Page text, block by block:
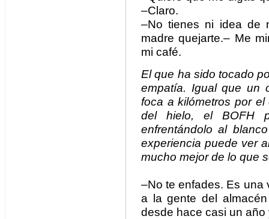
–Claro.
–No tienes ni idea de
madre quejarte.– Me
mi café.
El que ha sido tocado
empatía. Igual que un
foca a kilómetros por
del hielo, el BOFH
enfrentándolo al
experiencia puede ver
mucho mejor de lo que
–No te enfades. Es una
a la gente del
desde hace casi un